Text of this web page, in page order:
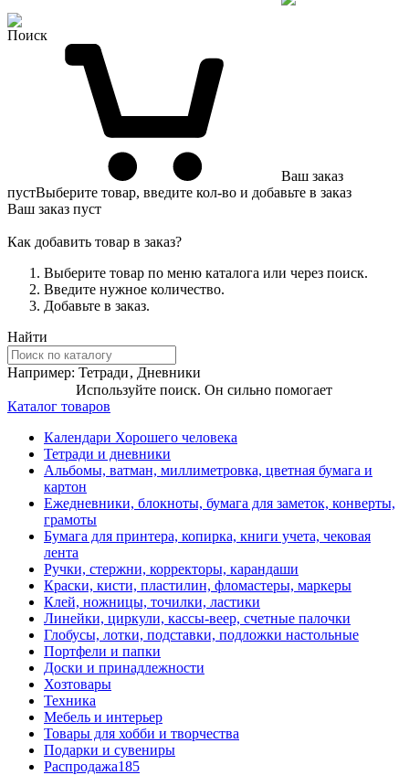
Поиск
Ваш заказ
пустВыберите товар, введите кол-во и добавьте в заказ
Ваш заказ пуст
Как добавить товар в заказ?
Выберите товар по меню каталога или через поиск.
Введите нужное количество.
Добавьте в заказ.
Найти
Например: Тетради, Дневники
Используйте поиск. Он сильно помогает
Каталог товаров
Календари Хорошего человека
Тетради и дневники
Альбомы, ватман, миллиметровка, цветная бумага и
картон
Ежедневники, блокноты, бумага для заметок, конверты,
грамоты
Бумага для принтера, копирка, книги учета, чековая
лента
Ручки, стержни, корректоры, карандаши
Краски, кисти, пластилин, фломастеры, маркеры
Клей, ножницы, точилки, ластики
Линейки, циркули, кассы-веер, счетные палочки
Глобусы, лотки, подставки, подложки настольные
Портфели и папки
Доски и принадлежности
Хозтовары
Техника
Мебель и интерьер
Товары для хобби и творчества
Подарки и сувениры
Распродажа185